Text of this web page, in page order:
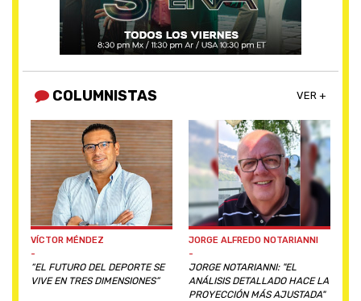
COLUMNISTAS VER +
VÍCTOR MÉNDEZ
-
“EL FUTURO DEL DEPORTE SE
VIVE EN TRES DIMENSIONES”
JORGE ALFREDO NOTARIANNI
-
JORGE NOTARIANNI: "EL
ANÁLISIS DETALLADO HACE LA
PROYECCIÓN MÁS AJUSTADA"